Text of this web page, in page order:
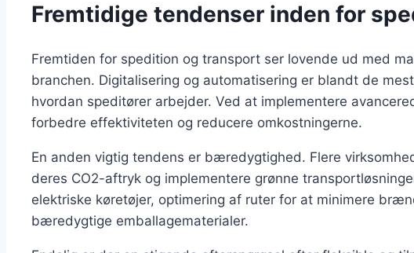
Fremtidige tendenser inden for
Fremtiden for spedition og transport ser lovende ud med
branchen. Digitalisering og automatisering er blandt de
hvordan speditører arbejder. Ved at implementere
forbedre effektiviteten og reducere omkostningerne.
En anden vigtig tendens er bæredygtighed. Flere
deres CO2-aftryk og implementere grønne
elektriske køretøjer, optimering af ruter for at minimere
bæredygtige emballagematerialer.